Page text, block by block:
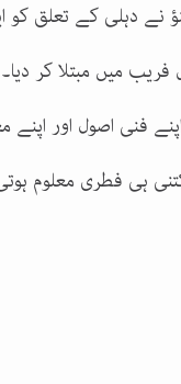
نے دہلی کے تعلق کو
میں مبتلا کر
اپنے فنی اصول اور
ہی فطری معلوم